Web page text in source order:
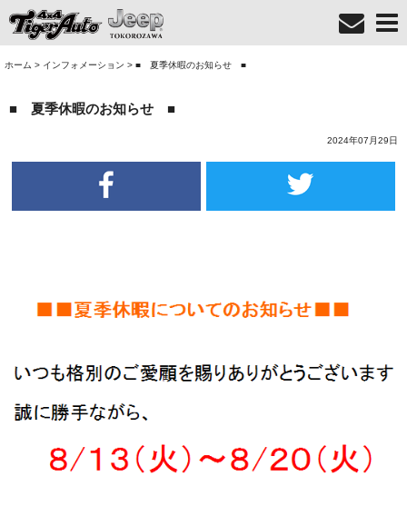
ホーム > インフォメーション > ■ 夏季休暇のお知らせ ■
■ 夏季休暇のお知らせ ■
2024年07月29日